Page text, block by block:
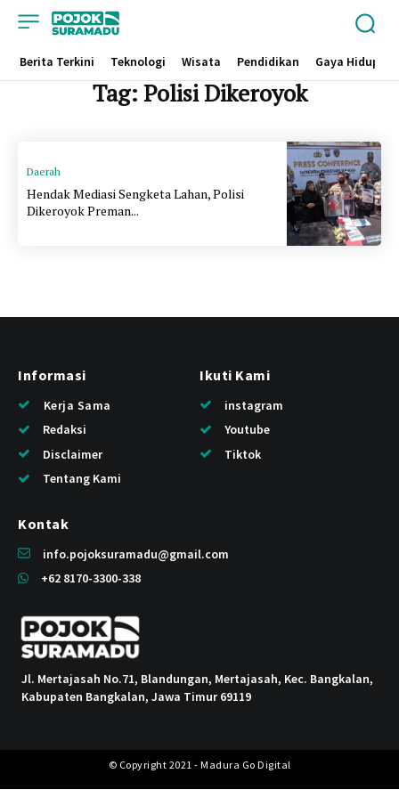
Berita Terkini Teknologi Wisata Pendidikan Gaya Hidup
Tag: Polisi Dikeroyok
Daerah
Hendak Mediasi Sengketa Lahan, Polisi
Dikeroyok Preman...
Informasi
Kerja Sama
Redaksi
Disclaimer
Tentang Kami
Ikuti Kami
instagram
Youtube
Tiktok
Kontak
info.pojoksuramadu@gmail.com
+62 8170-3300-338
Jl. Mertajasah No.71, Blandungan, Mertajasah, Kec. Bangkalan,
Kabupaten Bangkalan, Jawa Timur 69119
© Copyright 2021 - Madura Go Digital